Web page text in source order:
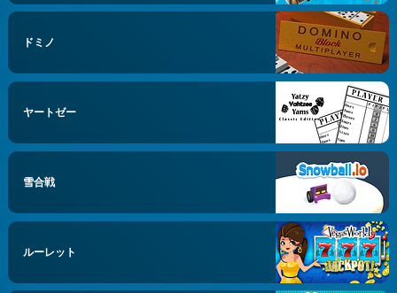
ドミノ
ヤートゼー
雪合戦
ルーレット